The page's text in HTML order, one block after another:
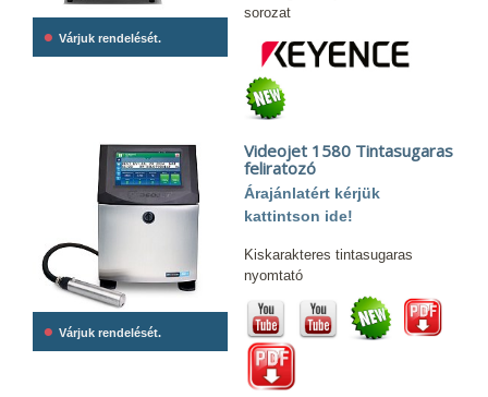
• Várjuk rendelését.
sorozat
• Várjuk rendelését.
Videojet 1580 Tintasugaras
feliratozó
Árajánlatért kérjük
kattintson ide!
Kiskarakteres tintasugaras
nyomtató